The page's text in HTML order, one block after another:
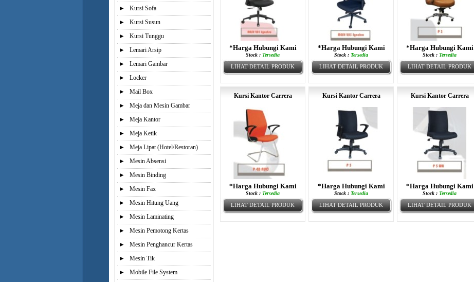
*Harga Hubungi Kami
Stock : Tersedia
LIHAT DETAIL PRODUK
*Harga Hubungi Kami
Stock : Tersedia
LIHAT DETAIL PRODUK
*Harga Hubungi Kami
Stock : Tersedia
LIHAT DETAIL PRODUK
Kursi Kantor Carrera
*Harga Hubungi Kami
Stock : Tersedia
LIHAT DETAIL PRODUK
Kursi Kantor Carrera
*Harga Hubungi Kami
Stock : Tersedia
LIHAT DETAIL PRODUK
Kursi Kantor Carrera
*Harga Hubungi Kami
Stock : Tersedia
LIHAT DETAIL PRODUK
►
Kursi Sofa
►
Kursi Susun
►
Kursi Tunggu
►
Lemari Arsip
►
Lemari Gambar
►
Locker
►
Mail Box
►
Meja dan Mesin Gambar
►
Meja Kantor
►
Meja Ketik
►
Meja Lipat (Hotel/Restoran)
►
Mesin Absensi
►
Mesin Binding
►
Mesin Fax
►
Mesin Hitung Uang
►
Mesin Laminating
►
Mesin Pemotong Kertas
►
Mesin Penghancur Kertas
►
Mesin Tik
►
Mobile File System